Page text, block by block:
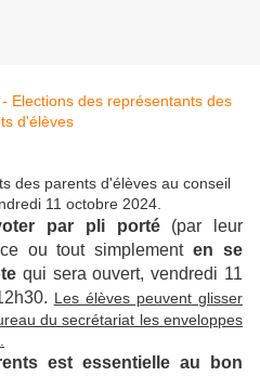
des parents d'élèves au conseil
11 octobre 2024.
par pli porté(par leur
ou tout simplementen se
qui sera ouvert, vendredi 11
Les élèves peuvent glisser
du secrétariat les enveloppes
est essentielle au bon